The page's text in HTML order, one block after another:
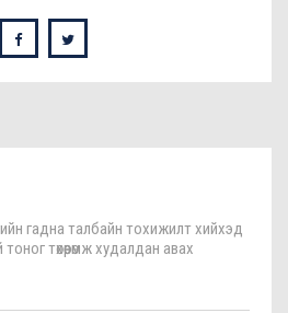
гадна талбайн тохижилт хийхэд
төхөөрөмж худалдан авах